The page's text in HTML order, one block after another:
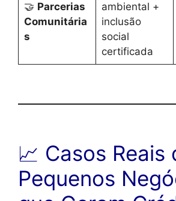
🤝 Parcerias
Comunitária
s
ambiental +
inclusão
social
certificada
📈 Casos Reais
Pequenos